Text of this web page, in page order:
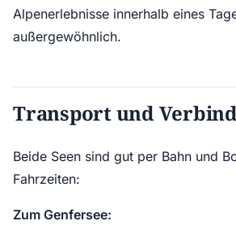
Alpenerlebnisse innerhalb eines
außergewöhnlich.
Transport und
Beide Seen sind gut per Bahn und
Fahrzeiten:
Zum Genfersee: